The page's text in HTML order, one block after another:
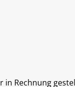
in Rechnung